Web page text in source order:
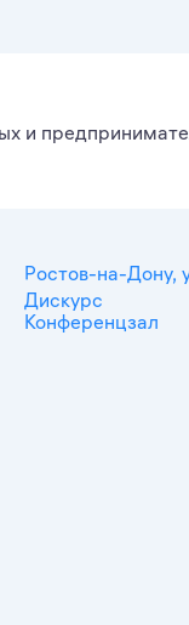
и
Ростов-на-Дону,
Дискурс
Конференцзал